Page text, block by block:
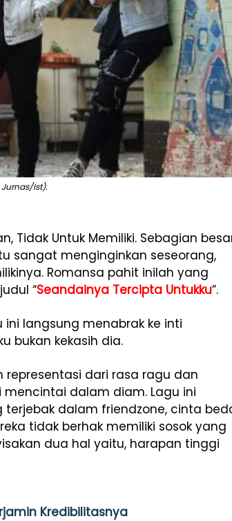
Ist).
Tidak Untuk Memiliki. Sebagian
sangat menginginkan seseorang,
Romansa pahit inilah yang
“Seandainya Tercipta Untukku”.
langsung menabrak ke inti
bukan kekasih dia.
representasi dari rasa ragu dan
mencintai dalam diam. Lagu ini
dalam friendzone, cinta
tidak berhak memiliki sosok yang
dua hal yaitu, harapan tinggi
Kredibilitasnya